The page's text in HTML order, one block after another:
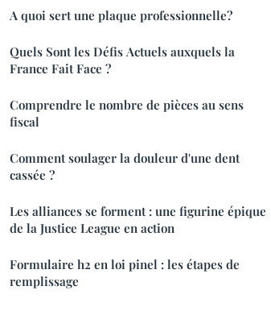
A quoi sert une plaque professionnelle?
Quels Sont les Défis Actuels auxquels la
France Fait Face ?
Comprendre le nombre de pièces au sens
fiscal
Comment soulager la douleur d'une dent
cassée ?
Les alliances se forment : une figurine épique
de la Justice League en action
Formulaire h2 en loi pinel : les étapes de
remplissage